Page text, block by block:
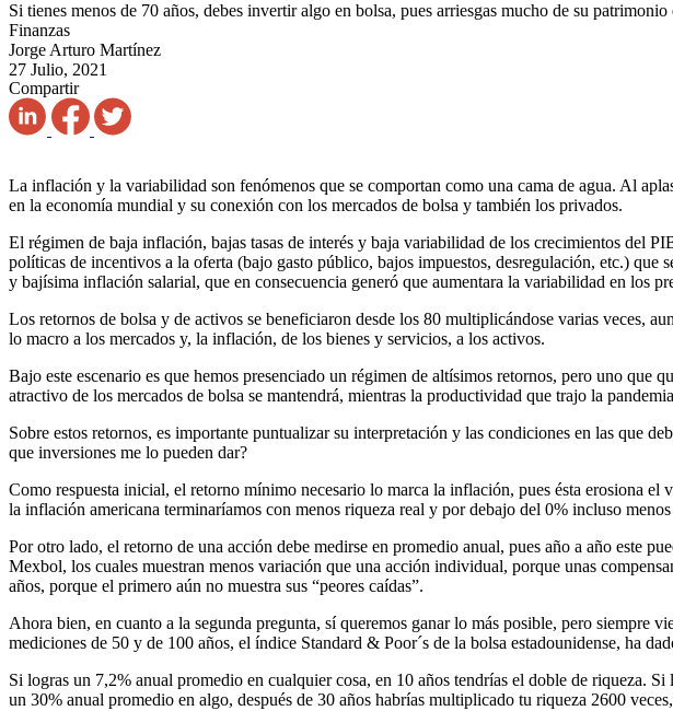
Si tienes menos de 70 años, debes invertir algo en bolsa, pues arriesgas mucho de su
Finanzas
Jorge Arturo Martínez
27 Julio, 2021
Compartir
La inflación y la variabilidad son fenómenos que se comportan como una cama de agua. Al
en la economía mundial y su conexión con los mercados de bolsa y también los privados.
El régimen de baja inflación, bajas tasas de interés y baja variabilidad de los crecimientos del
políticas de incentivos a la oferta (bajo gasto público, bajos impuestos, desregulación, etc.)
y bajísima inflación salarial, que en consecuencia generó que aumentara la variabilidad en los
Los retornos de bolsa y de activos se beneficiaron desde los 80 multiplicándose varias veces,
lo macro a los mercados y, la inflación, de los bienes y servicios, a los activos.
Bajo este escenario es que hemos presenciado un régimen de altísimos retornos, pero uno
atractivo de los mercados de bolsa se mantendrá, mientras la productividad que trajo la
Sobre estos retornos, es importante puntualizar su interpretación y las condiciones en las que
que inversiones me lo pueden dar?
Como respuesta inicial, el retorno mínimo necesario lo marca la inflación, pues ésta erosiona
la inflación americana terminaríamos con menos riqueza real y por debajo del 0% incluso
Por otro lado, el retorno de una acción debe medirse en promedio anual, pues año a año este
Mexbol, los cuales muestran menos variación que una acción individual, porque unas
años, porque el primero aún no muestra sus “peores caídas”.
Ahora bien, en cuanto a la segunda pregunta, sí queremos ganar lo más posible, pero siempre
mediciones de 50 y de 100 años, el índice Standard & Poor´s de la bolsa estadounidense, ha
Si logras un 7,2% anual promedio en cualquier cosa, en 10 años tendrías el doble de riqueza.
un 30% anual promedio en algo, después de 30 años habrías multiplicado tu riqueza 2600